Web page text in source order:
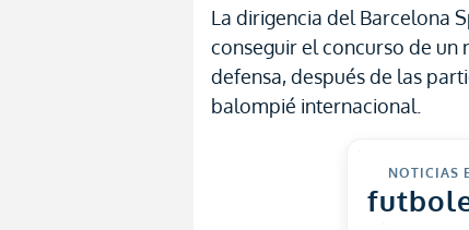
La dirigencia del Barcelona
conseguir el concurso de
defensa, después de las
balompié internacional.
NOTICIAS